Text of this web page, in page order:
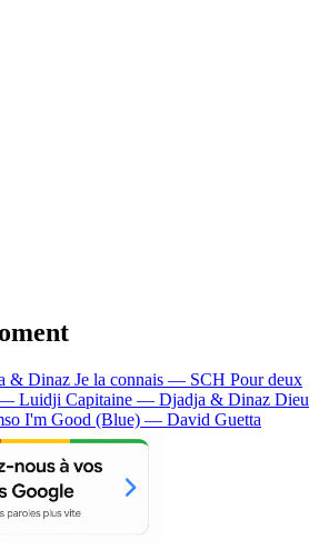
& Dinaz Je la connais — SCH Pour deux
— Luidji Capitaine — Djadja & Dinaz Dieu
I'm Good (Blue) — David Guetta